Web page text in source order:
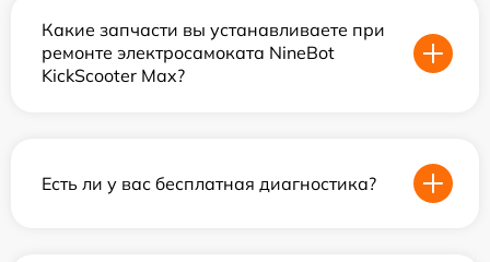
Какие запчасти вы устанавливаете при
ремонте электросамоката NineBot
KickScooter Max?
Есть ли у вас бесплатная диагностика?